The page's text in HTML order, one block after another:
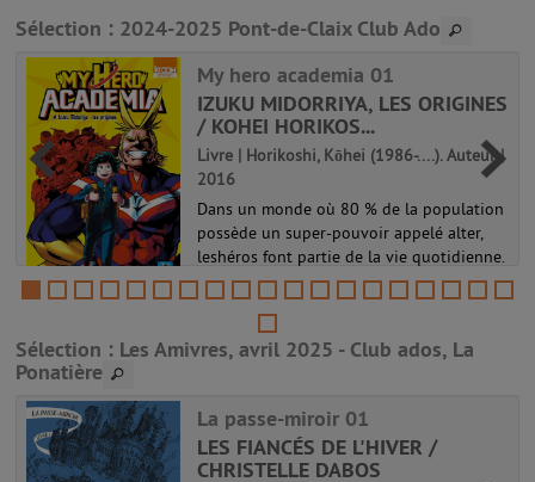
Sélection : 2024-2025 Pont-de-Claix Club Ado
My hero academia 01
IZUKU MIDORRIYA, LES ORIGINES
/ KOHEI HORIKOS...
Livre | Horikoshi, Kōhei (1986-....). Auteur |
2016
Dans un monde où 80 % de la population
possède un super-pouvoir appelé alter,
leshéros font partie de la vie quotidienne.
Et les super-vilains aussi ! Face à eux se
dressel'invincible All Might, le plus
puissant des héros ! Le jeu...
My hero academia 01
Sélection : Les Amivres, avril 2025 - Club ados, La
Ponatière
La passe-miroir 01
LES FIANCÉS DE L'HIVER /
CHRISTELLE DABOS